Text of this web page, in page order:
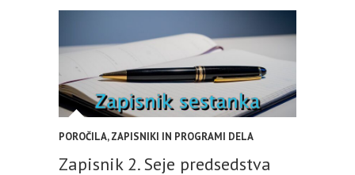
POROČILA, ZAPISNIKI IN PROGRAMI DELA
Zapisnik 2. Seje predsedstva